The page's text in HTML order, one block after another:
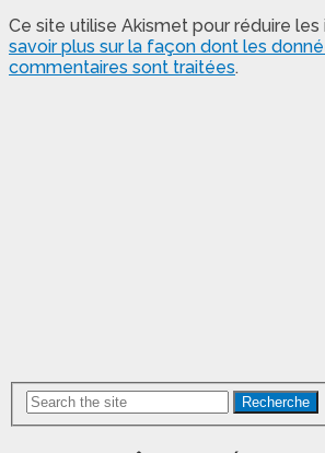
Ce site utilise Akismet pour réduire les
savoir plus sur la façon dont les
commentaires sont traitées.
Recherche